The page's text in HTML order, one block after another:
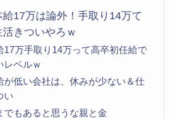
17万は論外！手取り14万て
きついやろｗ
万手取り14万って高卒初任給で
レベルｗ
低い会社は、休みが少ない＆仕
い
もあると思うな親と金